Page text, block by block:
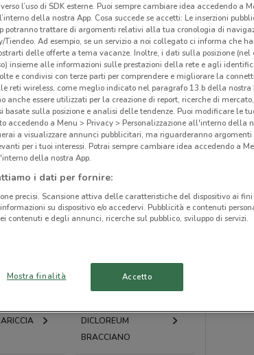
tua zona. Riprova più tardi.
DICLOREUM
CIAMPINO
DICLOREUM
BRACCIANO
l’uso di SDK esterne. Puoi sempre cambiare idea accedendo a
della nostra App. Cosa succede se accetti: Le inserzioni
potranno trattare di argomenti relativi alla tua cronologia di
Ad esempio, se un servizio a noi collegato ci informa che
delle offerte a tema vacanze. Inoltre, i dati sulla posizione (nel
insieme alle informazioni sulle prestazioni della rete e agli
e condivisi con terze parti per comprendere e migliorare la
reti wireless, come meglio indicato nel paragrafo 13.b della nostra
anche essere utilizzati per la creazione di report, ricerche di mercato,
basate sulla posizione e analisi delle tendenze. Puoi modificare le
accedendo a Menu > Privacy > Personalizzazione all'interno della
a visualizzare annunci pubblicitari, ma riguarderanno argomenti
per i tuoi interessi. Potrai sempre cambiare idea accedendo a
della nostra App.
i dati per fornire:
precisi. Scansione attiva delle caratteristiche del dispositivo ai fini
su dispositivo e/o accedervi. Pubblicità e contenuti
contenuti e degli annunci, ricerche sul pubblico, sviluppo di servizi.
Mostra finalità Accetto